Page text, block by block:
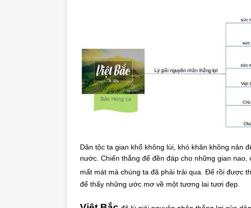
Dân tộc ta gian khổ không lùi, khó khăn không nản
nước. Chiến thắng để đền đáp cho những gian
mất mát mà chúng ta đã phải trải qua. Để rồi được
để thấy những ước mơ về một tương lai tươi đẹp.